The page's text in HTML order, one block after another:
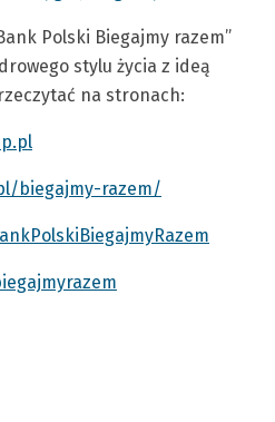
Polski Biegajmy razem”
stylu życia z ideą
na stronach:
biegajmy-razem/